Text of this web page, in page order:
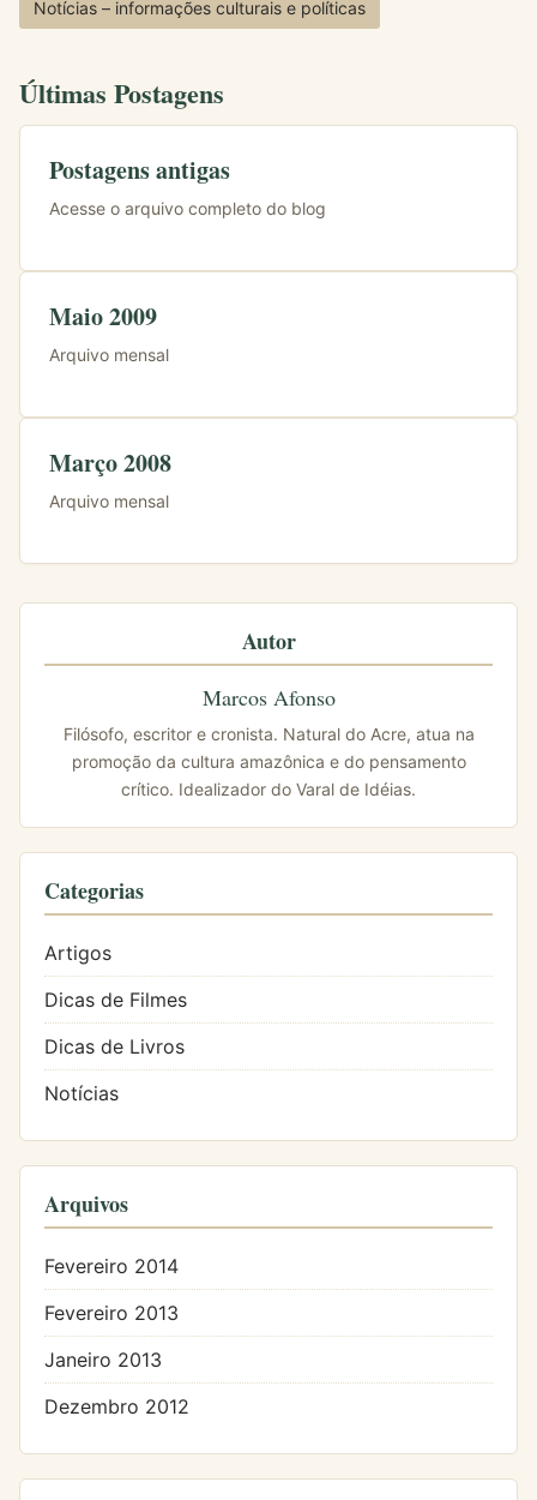
Notícias – informações culturais e políticas
Últimas Postagens
Postagens antigas
Acesse o arquivo completo do blog
Maio 2009
Arquivo mensal
Março 2008
Arquivo mensal
Autor
Marcos Afonso
Filósofo, escritor e cronista. Natural do Acre, atua na
promoção da cultura amazônica e do pensamento
crítico. Idealizador do Varal de Idéias.
Categorias
Artigos
Dicas de Filmes
Dicas de Livros
Notícias
Arquivos
Fevereiro 2014
Fevereiro 2013
Janeiro 2013
Dezembro 2012